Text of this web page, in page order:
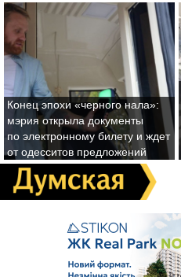
Конец эпохи «черного нала»:
мэрия открыла документы
по электронному билету и ждет
от одесситов предложений